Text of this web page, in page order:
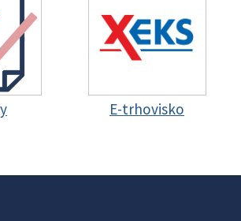
E-trhovisko